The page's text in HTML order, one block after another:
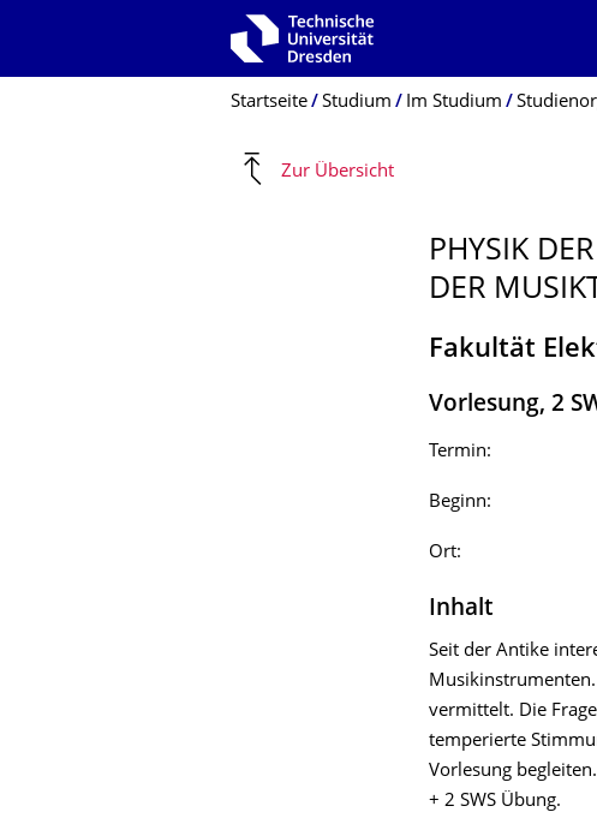
Zur Hauptnavigation springen
Breadcrumb-Menü
Startseite Studium Im Studium
Zur Übersicht
PHYSIK
DER
Fakultät
Vorlesung, 2
Termin:
Beginn:
Ort:
Inhalt
Seit der Antike
vermittelt. Die
temperierte
Vorlesung begleiten.
+ 2 SWS Übung.